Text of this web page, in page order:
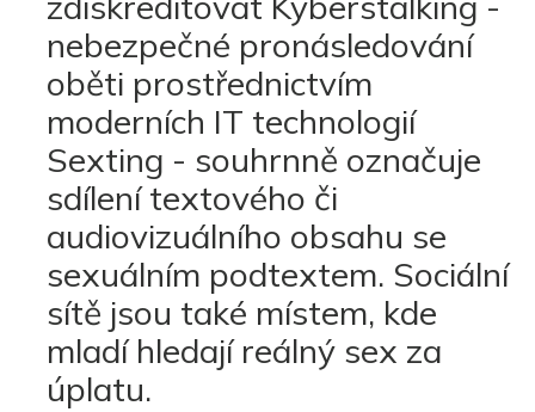
nebezpečné pronásledování
oběti prostřednictvím
moderních IT technologií
Sexting - souhrnně označuje
sdílení textového či
audiovizuálního obsahu se
sexuálním podtextem. Sociální
sítě jsou také místem, kde
mladí hledají reálný sex za
úplatu.